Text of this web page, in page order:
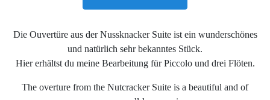
Die Ouvertüre aus der Nussknacker Suite ist ein wunderschönes
und natürlich sehr bekanntes Stück.
Hier erhältst du meine Bearbeitung für Piccolo und drei Flöten.
The overture from the Nutcracker Suite is a beautiful and of